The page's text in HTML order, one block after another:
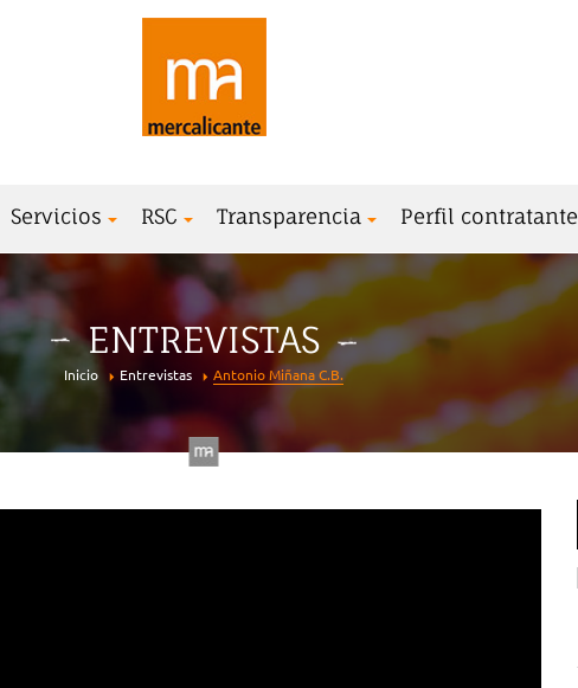
Servicios RSC Transparencia Perfil contratante
ENTREVISTAS
Inicio Entrevistas Antonio Miñana C.B.